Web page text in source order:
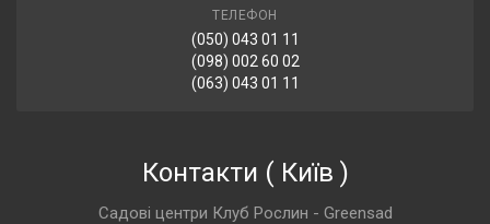
ТЕЛЕФОН
(050) 043 01 11
(098) 002 60 02
(063) 043 01 11
Контакти ( Київ )
Садові центри Клуб Рослин - Greensad